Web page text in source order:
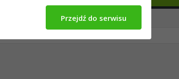
Przejdź do serwisu